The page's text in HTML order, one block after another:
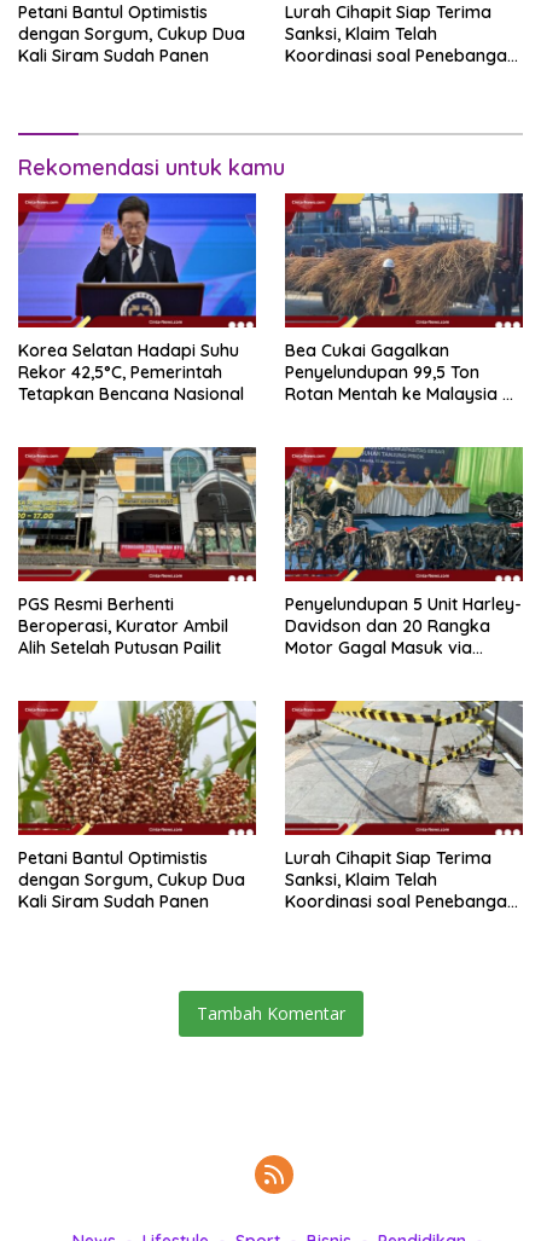
Petani Bantul Optimistis
dengan Sorgum, Cukup Dua
Kali Siram Sudah Panen
Lurah Cihapit Siap Terima
Sanksi, Klaim Telah
Koordinasi soal Penebangan
Rekomendasi untuk kamu
Korea Selatan Hadapi Suhu
Rekor 42,5°C, Pemerintah
Tetapkan Bencana Nasional
Bea Cukai Gagalkan
Penyelundupan 99,5 Ton
Rotan Mentah ke Malaysia di
PGS Resmi Berhenti
Beroperasi, Kurator Ambil
Alih Setelah Putusan Pailit
Penyelundupan 5 Unit Harley-
Davidson dan 20 Rangka
Motor Gagal Masuk via
Petani Bantul Optimistis
dengan Sorgum, Cukup Dua
Kali Siram Sudah Panen
Lurah Cihapit Siap Terima
Sanksi, Klaim Telah
Koordinasi soal Penebangan
Tambah Komentar